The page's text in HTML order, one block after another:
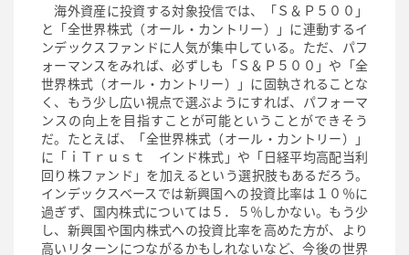
海外資産に投資する対象投信では、「Ｓ＆Ｐ５００」
と「全世界株式（オール・カントリー）」に連動するイ
ンデックスファンドに人気が集中している。ただ、パフ
ォーマンスをみれば、必ずしも「Ｓ＆Ｐ５００」や「全
世界株式（オール・カントリー）」に固執されることな
く、もう少し広い視点で選ぶようにすれば、パフォーマ
ンスの向上を目指すことが可能ということができそう
だ。たとえば、「全世界株式（オール・カントリー）」
に「ｉＴｒｕｓｔ インド株式」や「日経平均高配当利
回り株ファンド」を加えるという選択肢もあるだろう。
インデックスベースでは新興国への投資比率は１０％に
過ぎず、国内株式については５．５％しかない。もう少
し、新興国や国内株式への投資比率を高めた方が、より
高いリターンにつながるかもしれないなど、今後の世界